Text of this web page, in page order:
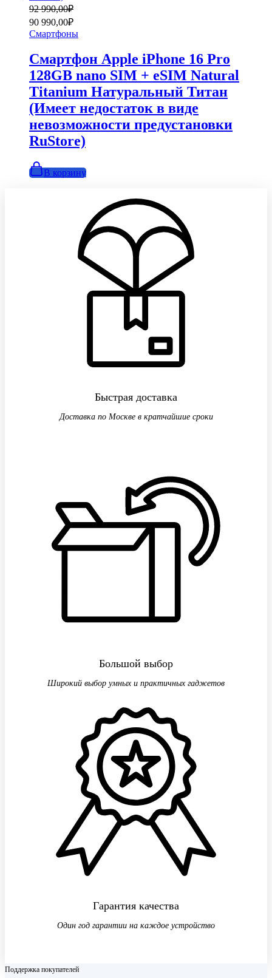
92 990,00₽
Первоначальная
цена
составляла
92
990,00₽.
90 990,00₽
Текущая
цена:
90
990,00₽.
Смартфоны
Смартфон Apple iPhone 16 Pro
128GB nano SIM + eSIM Natural
Titanium Натуральный Титан
(Имеет недостаток в виде
невозможности предустановки
RuStore)
В корзину
Быстрая доставка
Доставка по Москве в кратчайшие сроки
Большой выбор
Широкий выбор умных и практичных гаджетов
Гарантия качества
Один год гарантии на каждое устройство
Поддержка покупателей